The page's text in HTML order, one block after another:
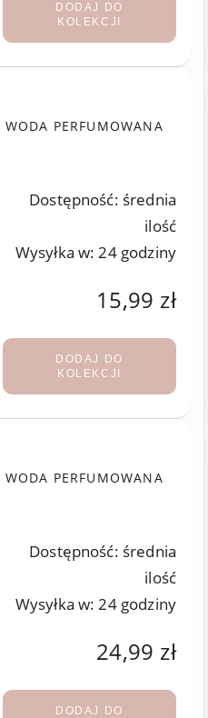
DODAJ DO
KOLEKCJI
PERFUMOWANA
Dostępność: średnia
ilość
Wysyłka w: 24 godziny
15,99 zł
DODAJ DO
KOLEKCJI
PERFUMOWANA
Dostępność: średnia
ilość
Wysyłka w: 24 godziny
24,99 zł
DODAJ DO